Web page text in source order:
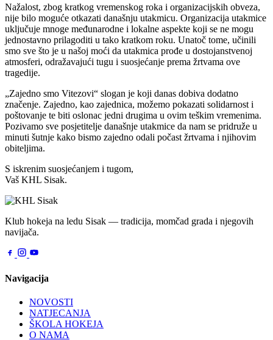
Nažalost, zbog kratkog vremenskog roka i organizacijskih obveza,
nije bilo moguće otkazati današnju utakmicu. Organizacija utakmice
uključuje mnoge međunarodne i lokalne aspekte koji se ne mogu
jednostavno prilagoditi u tako kratkom roku. Unatoč tome, učinili
smo sve što je u našoj moći da utakmica prođe u dostojanstvenoj
atmosferi, odražavajući tugu i suosjećanje prema žrtvama ove
tragedije.
„Zajedno smo Vitezovi“ slogan je koji danas dobiva dodatno
značenje. Zajedno, kao zajednica, možemo pokazati solidarnost i
poštovanje te biti oslonac jedni drugima u ovim teškim vremenima.
Pozivamo sve posjetitelje današnje utakmice da nam se pridruže u
minuti šutnje kako bismo zajedno odali počast žrtvama i njihovim
obiteljima.
S iskrenim suosjećanjem i tugom,
Vaš KHL Sisak.
Klub hokeja na ledu Sisak — tradicija, momčad grada i njegovih
navijača.
Navigacija
NOVOSTI
NATJECANJA
ŠKOLA HOKEJA
O NAMA